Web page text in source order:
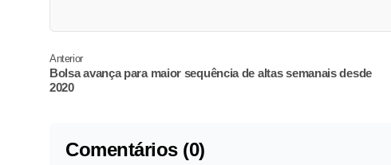
Anterior
Bolsa avança para maior sequência de altas semanais desde
2020
Comentários (0)